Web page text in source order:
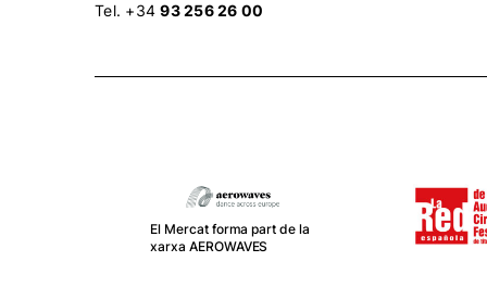
Tel. +3493 256 26 00
El Mercat forma part de la
xarxa AEROWAVES